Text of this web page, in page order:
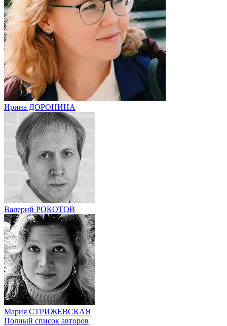
Ирина ДОРОНИНА
Валерий РОКОТОВ
Мария СТРИЖЕВСКАЯ
Полный список авторов